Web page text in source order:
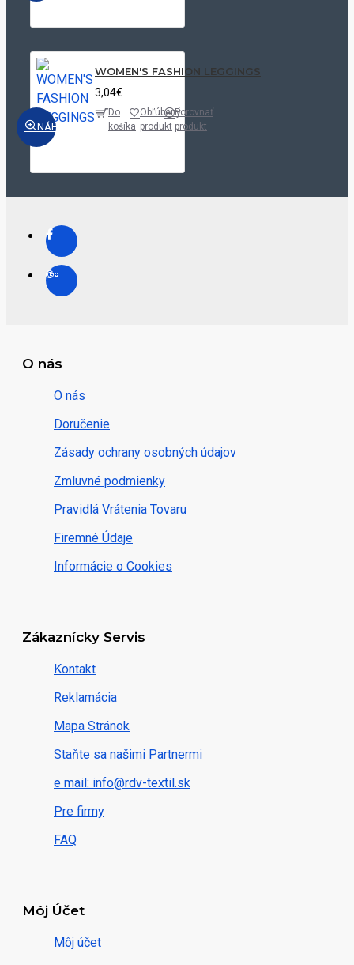
NÁHĽAD
WOMEN'S FASHION LEGGINGS
3,04€
Do
košíka
Obľúbený
produkt
Porovnať
produkt
O nás
O nás
Doručenie
Zásady ochrany osobných údajov
Zmluvné podmienky
Pravidlá Vrátenia Tovaru
Firemné Údaje
Informácie o Cookies
Zákaznícky Servis
Kontakt
Reklamácia
Mapa Stránok
Staňte sa našimi Partnermi
e mail: info@rdv-textil.sk
Pre firmy
FAQ
Môj Účet
Môj účet